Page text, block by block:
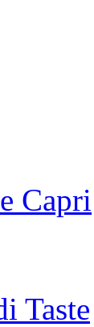
Capri
Taste